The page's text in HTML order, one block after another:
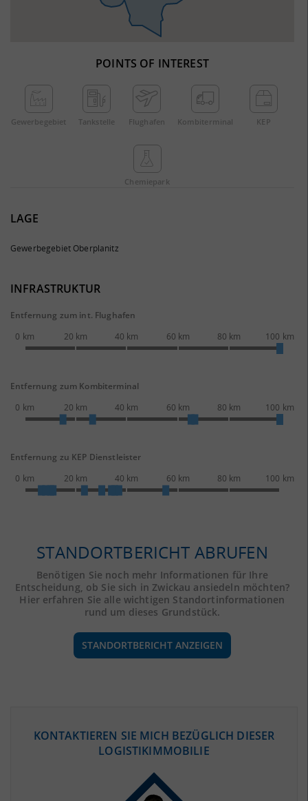
POINTS OF INTEREST
Gewerbe­gebiet Tankstelle Flughafen Kombi­terminal KEP
Chemie­park
LAGE
Gewerbegebiet Oberplanitz
INFRASTRUKTUR
Entfernung zum int. Flughafen
0 km
20 km 40 km 60 km 80 km 100 km
Entfernung zum Kombiterminal
0 km
20 km 40 km 60 km 80 km 100 km
Entfernung zu KEP Dienstleister
0 km
20 km 40 km 60 km 80 km 100 km
STANDORTBERICHT ABRUFEN
Benötigen Sie noch mehr Informationen für Ihre
Entscheidung, ob Sie sich in Zwickau ansiedeln möchten?
Hier erfahren Sie alle wichtigen Standortinformationen
rund um dieses Grundstück.
STANDORTBERICHT ANZEIGEN
(STAND: 12/2019)
KONTAKTIEREN SIE MICH BEZÜGLICH DIESER
LOGISTIKIMMOBILIE